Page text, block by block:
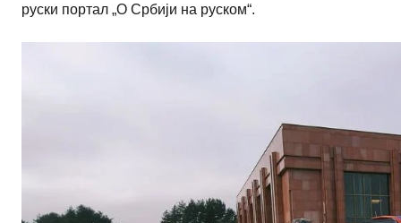
руски портал „О Србији на руском“.